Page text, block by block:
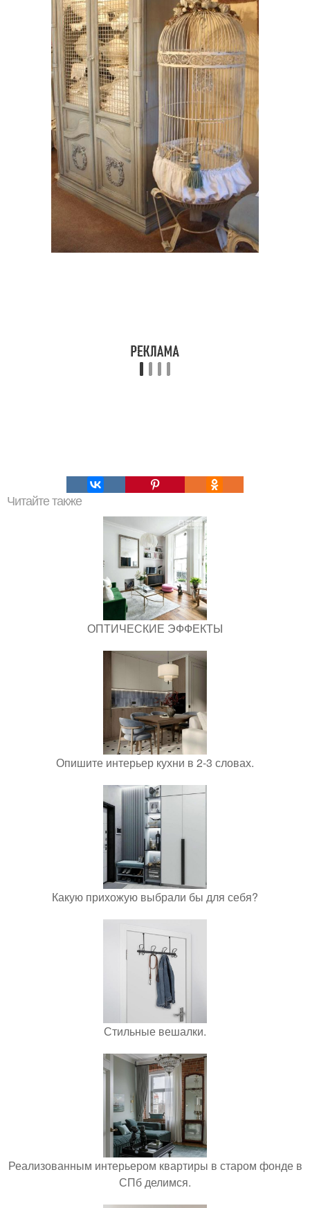
Читайте также
ОПТИЧЕСКИЕ ЭФФЕКТЫ
Опишите интерьер кухни в 2-3 словах.
Какую прихожую выбрали бы для себя?
Стильные вешалки.
Реализованным интерьером квартиры в старом фонде в
СПб делимся.